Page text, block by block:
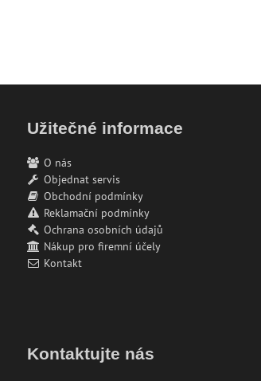
Užitečné informace
O nás
Objednat servis
Obchodní podmínky
Reklamační podmínky
Ochrana osobních údajů
Nákup pro firemní účely
Kontakt
Kontaktujte nás